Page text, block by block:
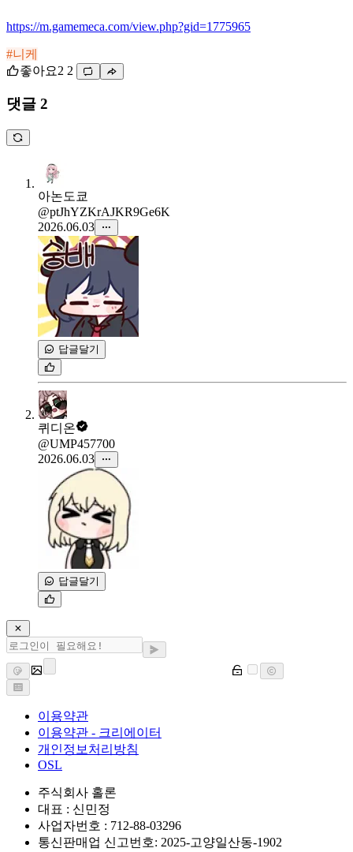
https://m.gamemeca.com/view.php?gid=1775965
#니케
좋아요2 2
댓글 2
아논도쿄
@ptJhYZKrAJKR9Ge6K
2026.06.03
답글달기
퀴디온
@UMP457700
2026.06.03
답글달기
이용약관
이용약관 - 크리에이터
개인정보처리방침
OSL
주식회사 홀론
대표 : 신민정
사업자번호 : 712-88-03296
통신판매업 신고번호: 2025-고양일산동-1902